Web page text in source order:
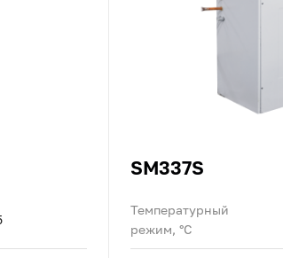
SM337S
Температурный
режим, °C